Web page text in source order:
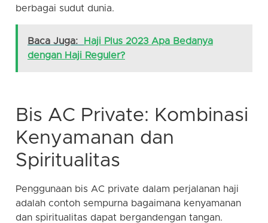
berbagai sudut dunia.
Baca Juga:
Haji Plus 2023 Apa Bedanya
dengan Haji Reguler?
Bis AC Private: Kombinasi
Kenyamanan dan
Spiritualitas
Penggunaan bis AC private dalam perjalanan haji
adalah contoh sempurna bagaimana kenyamanan
dan spiritualitas dapat bergandengan tangan.